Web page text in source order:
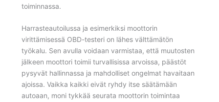
toiminnassa.
Harrasteautoilussa ja esimerkiksi moottorin
virittämisessä OBD-testeri on lähes välttämätön
työkalu. Sen avulla voidaan varmistaa, että muutosten
jälkeen moottori toimii turvallisissa arvoissa, päästöt
pysyvät hallinnassa ja mahdolliset ongelmat havaitaan
ajoissa. Vaikka kaikki eivät ryhdy itse säätämään
autoaan, moni tykkää seurata moottorin toimintaa